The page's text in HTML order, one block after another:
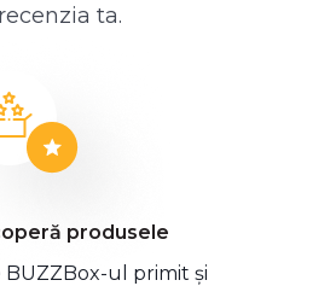
recenzia ta.
produsele
BUZZBox-ul primit și